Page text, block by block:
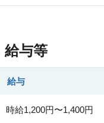
給与等
給与
時給1,200円〜1,400円